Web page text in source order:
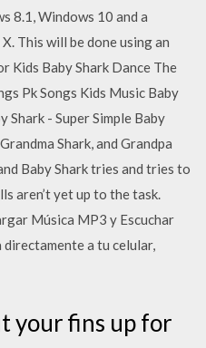
8.1, Windows 10 and a
This will be done using an
Kids Baby Shark Dance The
Pk Songs Kids Music Baby
Shark - Super Simple Baby
Shark, and Grandpa
Baby Shark tries and tries to
aren’t yet up to the task.
Música MP3 y Escuchar
directamente a tu celular,
your fins up for